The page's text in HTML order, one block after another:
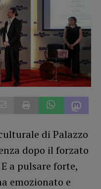
di Palazzo
dopo il forzato
a pulsare forte,
emozionato e